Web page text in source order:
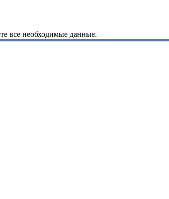
все необходимые данные.